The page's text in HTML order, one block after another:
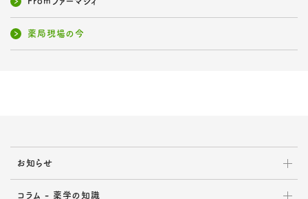
薬局現場の今
お知らせ
コラム - 薬学の知識